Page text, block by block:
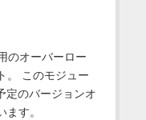
のオーバーロー
。 このモジュー
定のバージョンオ
す。